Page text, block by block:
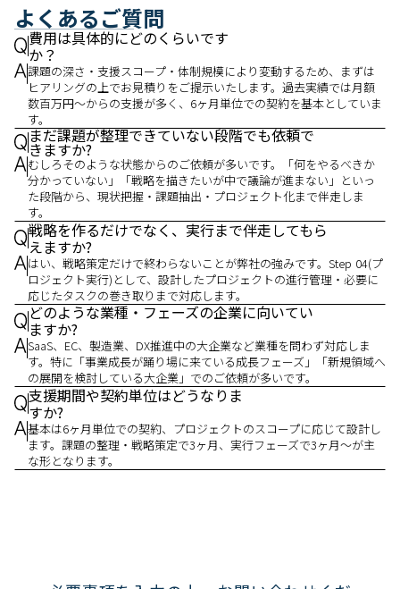
よくあるご質問
費用は具体的にどのくらいです
か？
課題の深さ・支援スコープ・体制規模により変動するため、まずは
ヒアリングの上でお見積りをご提示いたします。過去実績では月額
数百万円〜からの支援が多く、6ヶ月単位での契約を基本としていま
す。
まだ課題が整理できていない段階でも依頼で
きますか?
むしろそのような状態からのご依頼が多いです。「何をやるべきか
分かっていない」「戦略を描きたいが中で議論が進まない」といっ
た段階から、現状把握・課題抽出・プロジェクト化まで伴走しま
す。
戦略を作るだけでなく、実行まで伴走してもら
えますか?
はい、戦略策定だけで終わらないことが弊社の強みです。Step 04(プ
ロジェクト実行)として、設計したプロジェクトの進行管理・必要に
応じたタスクの巻き取りまで対応します。
どのような業種・フェーズの企業に向いてい
ますか?
SaaS、EC、製造業、DX推進中の大企業など業種を問わず対応しま
す。特に「事業成長が踊り場に来ている成長フェーズ」「新規領域へ
の展開を検討している大企業」でのご依頼が多いです。
支援期間や契約単位はどうなりま
すか?
基本は6ヶ月単位での契約、プロジェクトのスコープに応じて設計し
ます。課題の整理・戦略策定で3ヶ月、実行フェーズで3ヶ月〜が主
な形となります。